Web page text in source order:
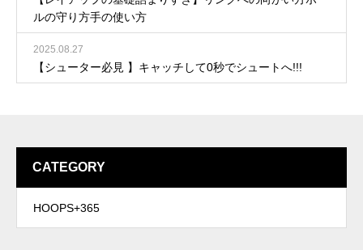
ルの守り方手の使い方
2025.08.27
【シューター必見 】キャッチして0秒でシュートへ!!!
CATEGORY
HOOPS+365